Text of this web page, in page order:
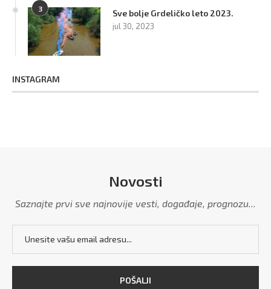
3 Sve bolje Grdeličko leto 2023.
jul 30, 2023
INSTAGRAM
Novosti
Saznajte prvi sve najnovije vesti, događaje, prognozu...